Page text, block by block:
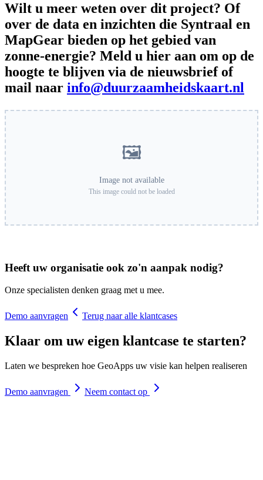
Wilt u meer weten over dit project? Of
over de data en inzichten die Syntraal en
MapGear bieden op het gebied van
zonne-energie? Meld u hier aan om op de
hoogte te blijven via de nieuwsbrief of
mail naar info@duurzaamheidskaart.nl
🖼️
Image not available
This image could not be loaded
Heeft uw organisatie ook zo'n aanpak nodig?
Onze specialisten denken graag met u mee.
Demo aanvragen Terug naar alle klantcases
Klaar om uw eigen klantcase te starten?
Laten we bespreken hoe GeoApps uw visie kan helpen realiseren
Demo aanvragen Neem contact op